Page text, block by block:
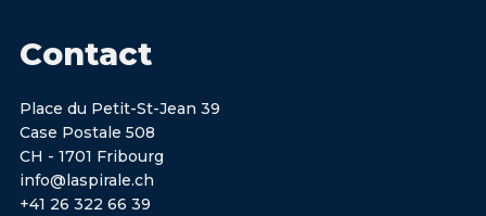
Contact
Place du Petit-St-Jean 39
Case Postale 508
CH - 1701 Fribourg
info@laspirale.ch
+41 26 322 66 39